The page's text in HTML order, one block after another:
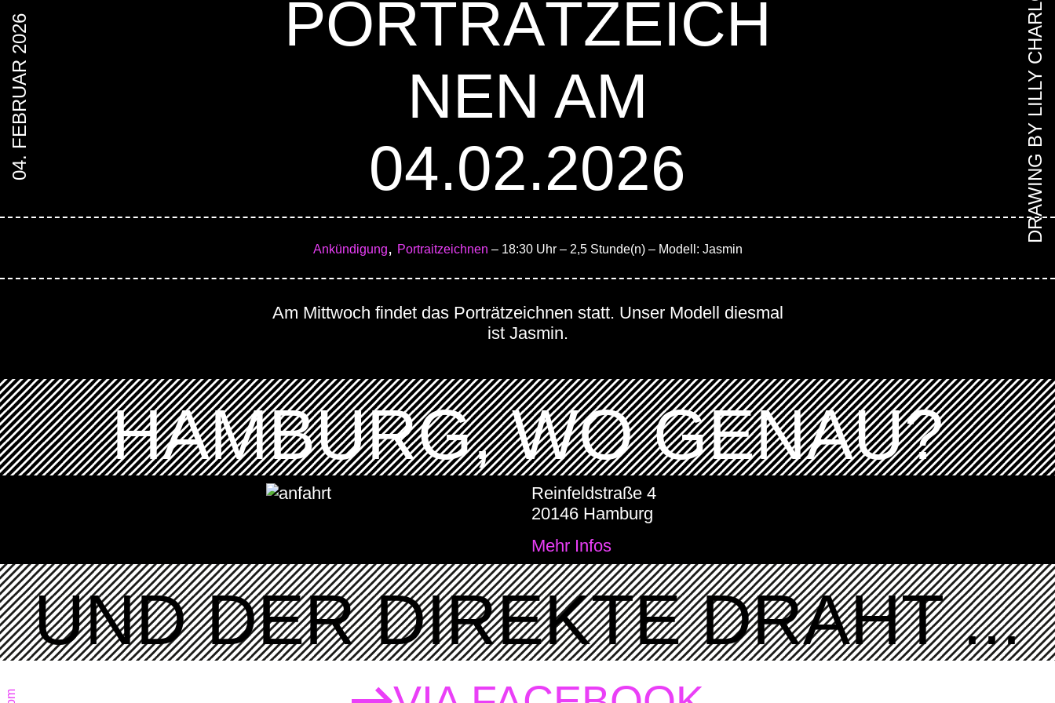
PORTRÄTZEICH
NEN AM
04.02.2026
04. FEBRUAR 2026 DRAWING BY LILLY CHARLOTTE
Ankündigung, Portraitzeichnen – 18:30 Uhr– 2,5 Stunde(n)– Modell: Jasmin
Am Mittwoch findet das Porträtzeichnen statt. Unser Modell diesmal
ist Jasmin.
HAMBURG, WO GENAU?
Reinfeldstraße 4
20146 Hamburg
Mehr Infos
UND DER DIREKTE DRAHT ...